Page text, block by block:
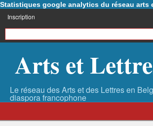
Statistiques google analytics du réseau arts
Inscription
Arts et